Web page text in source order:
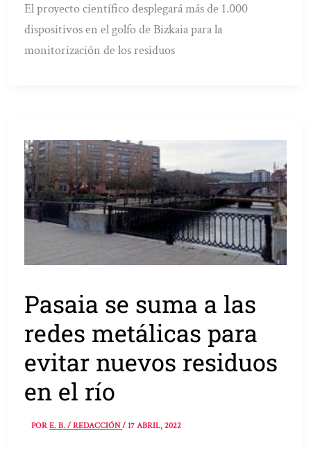
El proyecto científico desplegará más de 1.000
dispositivos en el golfo de Bizkaia para la
monitorización de los residuos
Pasaia se suma a las
redes metálicas para
evitar nuevos residuos
en el río
PORE. B. / REDACCIÓN/17 ABRIL, 2022